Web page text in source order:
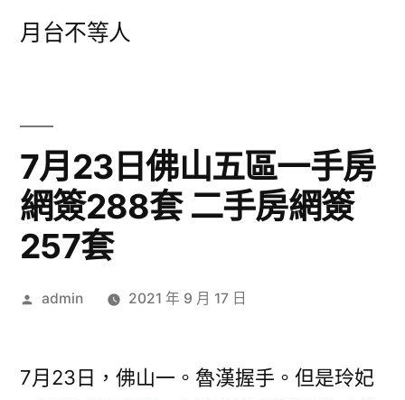
月台不等人
7月23日佛山五區一手房
網簽288套 二手房網簽
257套
作
admin 2021 年 9 月 17 日
7月23日，佛山一。魯漢握手。但是玲妃